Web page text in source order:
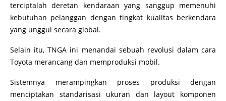
terciptalah deretan kendaraan yang sanggup memenuhi
kebutuhan pelanggan dengan tingkat kualitas berkendara
yang unggul secara global.
Selain itu, TNGA ini menandai sebuah revolusi dalam cara
Toyota merancang dan memproduksi mobil.
Sistemnya merampingkan proses produksi dengan
menciptakan standarisasi ukuran dan layout komponen